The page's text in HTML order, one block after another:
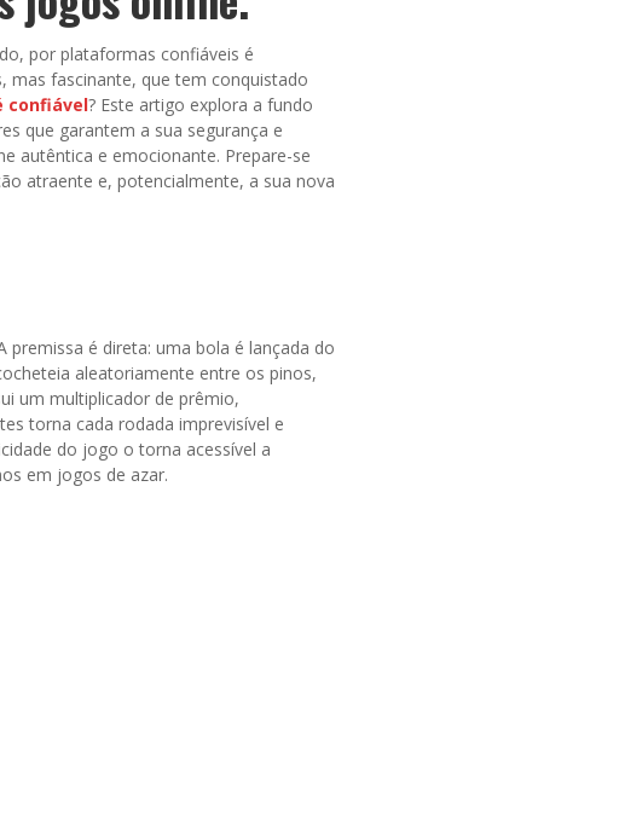
por plataformas confiáveis é
mas fascinante, que tem conquistado
confiável? Este artigo explora a fundo
que garantem a sua segurança e
autêntica e emocionante. Prepare-se
atraente e, potencialmente, a sua nova
premissa é direta: uma bola é lançada do
aleatoriamente entre os pinos,
um multiplicador de prêmio,
torna cada rodada imprevisível e
do jogo o torna acessível a
em jogos de azar.